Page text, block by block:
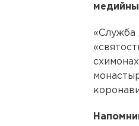
«Служба